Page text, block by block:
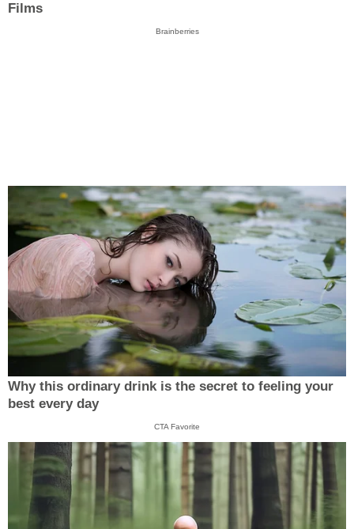
Films
Brainberries
Why this ordinary drink is the secret to feeling your
best every day
CTA Favorite